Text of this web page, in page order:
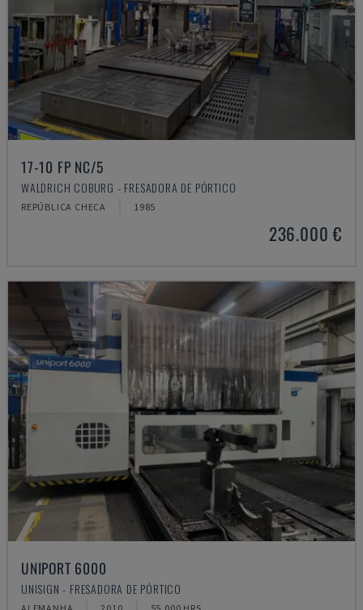
17-10 FP NC/5
WALDRICH COBURG - FRESADORA DE PÓRTICO
REPÚBLICA CHECA 1985
236.000 €
UNIPORT 6000
UNISIGN - FRESADORA DE PÓRTICO